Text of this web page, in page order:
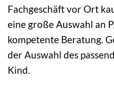
Fachgeschäft vor Ort
eine große Auswahl an
kompetente Beratung.
der Auswahl des
Kind.